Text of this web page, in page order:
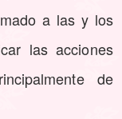
a las y los
las acciones
de